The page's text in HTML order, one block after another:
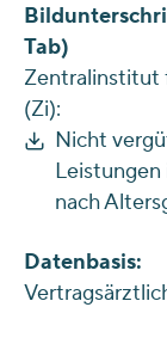
Tab)
Zentralinstitut
(Zi):
Nicht
nach
Datenbasis: